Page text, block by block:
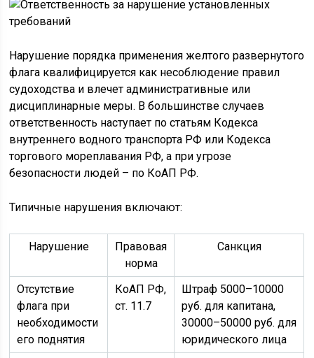
Нарушение порядка применения желтого развернутого
флага квалифицируется как несоблюдение правил
судоходства и влечет административные или
дисциплинарные меры. В большинстве случаев
ответственность наступает по статьям Кодекса
внутреннего водного транспорта РФ или Кодекса
торгового мореплавания РФ, а при угрозе
безопасности людей – по КоАП РФ.
Типичные нарушения включают:
Нарушение
Правовая
норма
Санкция
Отсутствие
флага при
необходимости
его поднятия
КоАП РФ,
ст. 11.7
Штраф 5000–10000
руб. для капитана,
30000–50000 руб. для
юридического лица